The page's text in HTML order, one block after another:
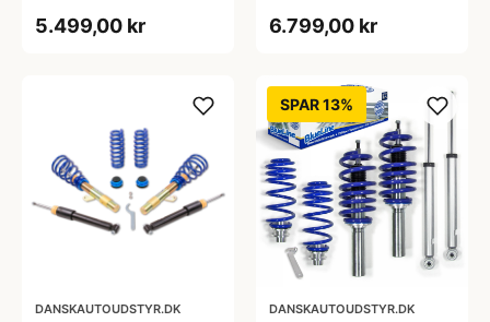
5.499,00 kr
Quattro(8P), fjedreben
6.799,00 kr
DANSKAUTOUDSTYR.DK
SPAR 13%
DANSKAUTOUDSTYR.DK